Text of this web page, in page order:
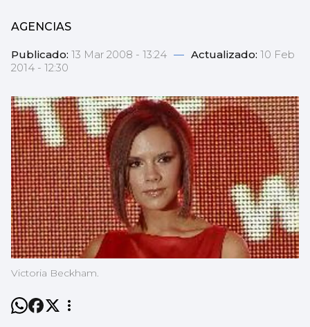
AGENCIAS
Publicado: 13 Mar 2008 - 13:24 — Actualizado: 10 Feb
2014 - 12:30
Victoria Beckham.